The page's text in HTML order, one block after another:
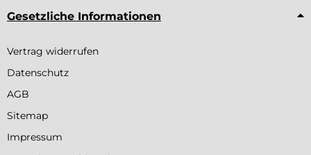
Gesetzliche Informationen
Vertrag widerrufen
Datenschutz
AGB
Sitemap
Impressum